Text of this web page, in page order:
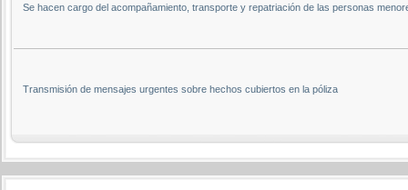
Se hacen cargo del acompañamiento, transporte y repatriación de las personas
Transmisión de mensajes urgentes sobre hechos cubiertos en la póliza